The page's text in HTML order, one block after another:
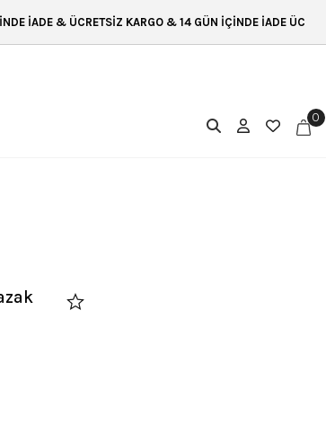
KARGO & 14 GÜN İÇİNDE İADE ÜCRETSİZ KARGO &
0